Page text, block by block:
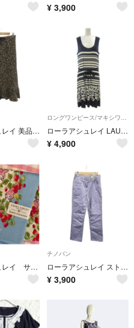
¥ 3,900
ローラアシュレイ 美品 マーメイドスカート 9 紺 ネイビー フリル 花柄 ローラアシュレイ LAURA ASHLEY ワンピース 40 紺 ネイビー 白
¥ 4,900
ローラアシュレイ サンリオ コラボ ハンカチ額サックス マイメロベリー5353
チノパン
ローラアシュレイ ストレートパンツ チノパン ボトムス 8 紫 パープル /CR
¥ 3,900